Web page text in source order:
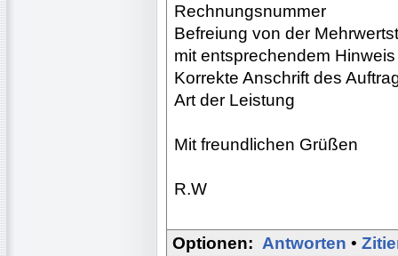
Rechnungsnummer
Befreiung von der
mit entsprechendem
Korrekte Anschrift des
Art der Leistung
Mit freundlichen Grüßen
R.W
Optionen: Antworten •